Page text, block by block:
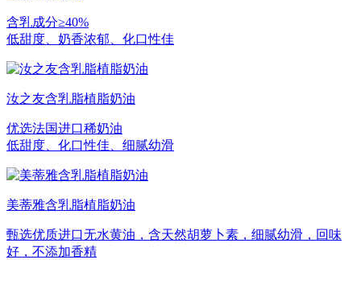
含乳成分≥40%
低甜度、奶香浓郁、化口性佳
汝之友含乳脂植脂奶油
优选法国进口稀奶油
低甜度、化口性佳、细腻幼滑
美蒂雅含乳脂植脂奶油
甄选优质进口无水黄油，含天然胡萝卜素，细腻幼滑，回味
好，不添加香精